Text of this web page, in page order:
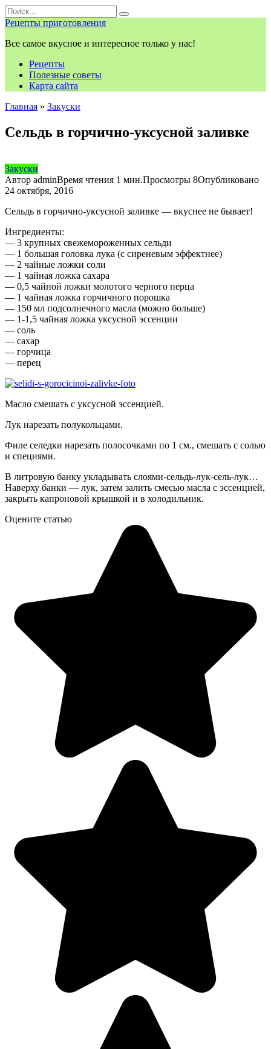
Перейти
к
контенту
Search
for:
Рецепты приготовления
Все самое вкусное и интересное только у нас!
Рецепты
Полезные советы
Карта сайта
Главная » Закуски
Сельдь в горчично-уксусной заливке
Закуски
Автор adminВремя чтения 1 мин.Просмотры 8Опубликовано
24 октября, 2016
Сельдь в горчично-уксусной заливке — вкуснее не бывает!
Ингредиенты:
— 3 крупных свежемороженных сельди
— 1 большая головка лука (с сиреневым эффектнее)
— 2 чайные ложки соли
— 1 чайная ложка сахара
— 0,5 чайной ложки молотого черного перца
— 1 чайная ложка горчичного порошка
— 150 мл подсолнечного масла (можно больше)
— 1-1,5 чайная ложка уксусной эссенции
— соль
— сахар
— горчица
— перец
Масло смешать с уксусной эссенцией.
Лук нарезать полукольцами.
Филе селедки нарезать полосочками по 1 см., смешать с солью
и специями.
В литровую банку укладывать слоями-сельдь-лук-сель-лук…
Наверху банки — лук, затем залить смесью масла с эссенцией,
закрыть капроновой крышкой и в холодильник.
Оцените статью